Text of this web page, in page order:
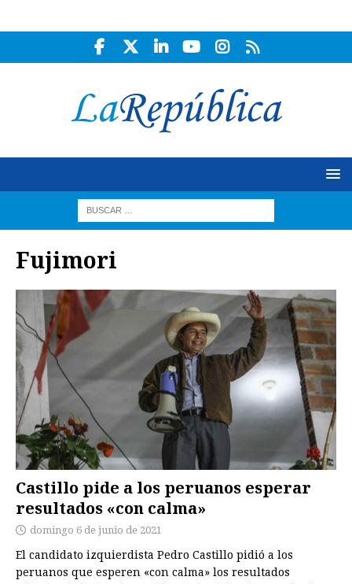
Fujimori
Castillo pide a los peruanos esperar
resultados «con calma»
domingo 6 de junio de 2021
El candidato izquierdista Pedro Castillo pidió a los
peruanos que esperen «con calma» los resultados